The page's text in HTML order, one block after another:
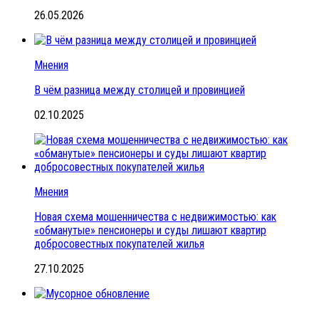
26.05.2026
Мнения
В чём разница между столицей и провинцией
02.10.2025
Мнения
Новая схема мошенничества с недвижимостью: как
«обманутые» пенсионеры и суды лишают квартир
добросовестных покупателей жилья
27.10.2025